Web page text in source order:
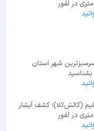
شهر استان
بشناسید
(گالش‌کلا)؛ کشف آبشار